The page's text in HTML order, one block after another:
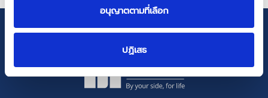
อนุญาตตามที่เลือก
ปฏิเสธ